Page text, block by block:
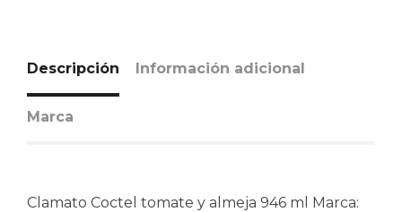
Descripción Información adicional
Marca
Clamato Coctel tomate y almeja 946 ml Marca: